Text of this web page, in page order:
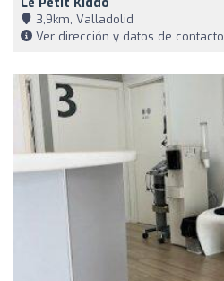
3,9km, Valladolid
Ver dirección y datos de contacto